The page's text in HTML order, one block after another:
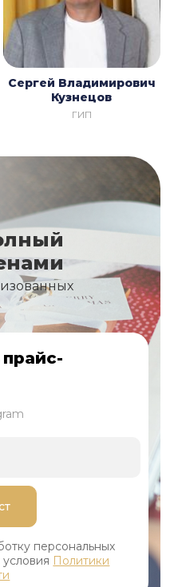
Сергей Владимирович
Кузнецов
ГИП
персональных
Политики